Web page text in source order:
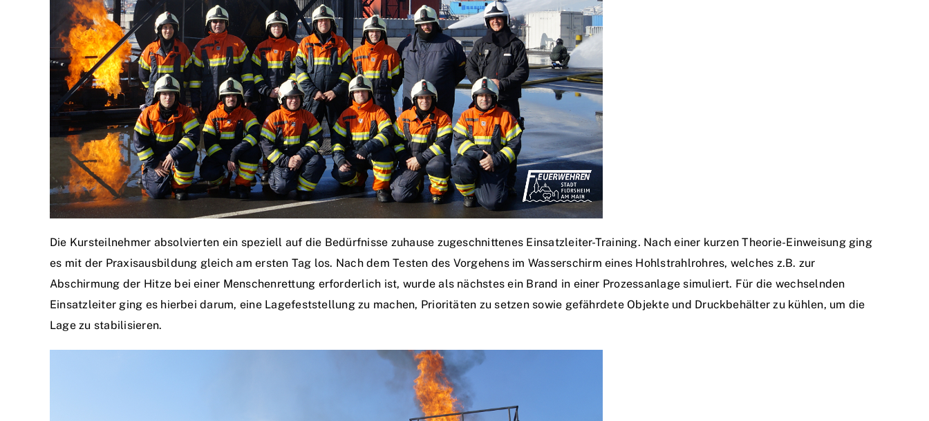
Die Kursteilnehmer absolvierten ein speziell auf die Bedürfnisse zuhause zugeschnittenes Einsatzleiter-Training. Nach einer kurzen Theorie-Einweisung ging
es mit der Praxisausbildung gleich am ersten Tag los. Nach dem Testen des Vorgehens im Wasserschirm eines Hohlstrahlrohres, welches z.B. zur
Abschirmung der Hitze bei einer Menschenrettung erforderlich ist, wurde als nächstes ein Brand in einer Prozessanlage simuliert. Für die wechselnden
Einsatzleiter ging es hierbei darum, eine Lagefeststellung zu machen, Prioritäten zu setzen sowie gefährdete Objekte und Druckbehälter zu kühlen, um die
Lage zu stabilisieren.